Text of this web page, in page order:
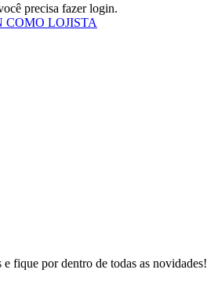
precisa fazer login.
COMO LOJISTA
e fique por dentro de todas as novidades!